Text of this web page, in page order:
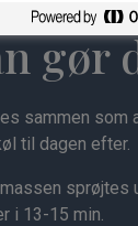
gør
sammen som
til dagen efter.
i 13-15 min.